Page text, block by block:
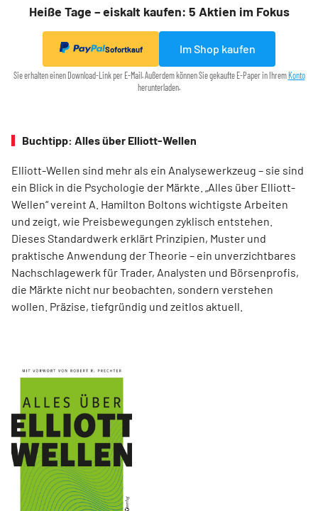
Heiße Tage – eiskalt kaufen: 5 Aktien im Fokus
Sofortkauf Im Shop kaufen
Sie erhalten einen Download-Link per E-Mail. Außerdem können Sie gekaufte E-Paper in Ihrem Konto
herunterladen.
Buchtipp: Alles über Elliott-Wellen
Elliott-Wellen sind mehr als ein Analysewerkzeug – sie sind
ein Blick in die Psychologie der Märkte. „Alles über Elliott-
Wellen“ vereint A. Hamilton Boltons wichtigste Arbeiten
und zeigt, wie Preisbewegungen zyklisch entstehen.
Dieses Standardwerk erklärt Prinzipien, Muster und
praktische Anwendung der Theorie – ein unverzichtbares
Nachschlagewerk für Trader, Analysten und Börsenprofis,
die Märkte nicht nur beobachten, sondern verstehen
wollen. Präzise, tiefgründig und zeitlos aktuell.